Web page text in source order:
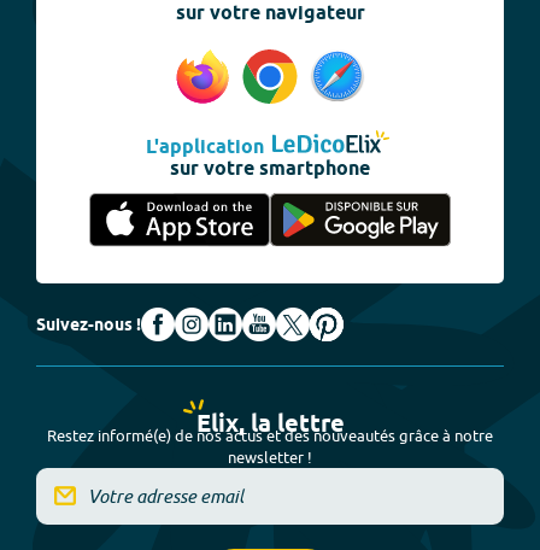
sur votre navigateur
L'application
sur votre smartphone
Suivez-nous !
Elix, la lettre
Restez informé(e) de nos actus et des nouveautés grâce à notre
newsletter !